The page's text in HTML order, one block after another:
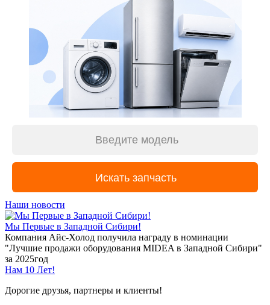
Наши новости
Мы Первые в Западной Сибири!
Компания Айс-Холод получила награду в номинации
"Лучшие продажи оборудования MIDEA в Западной Сибири"
за 2025год
Нам 10 Лет!
Дорогие друзья, партнеры и клиенты!